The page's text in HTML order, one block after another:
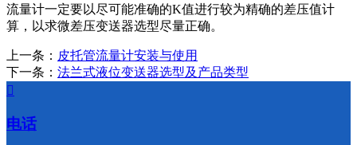
流量计一定要以尽可能准确的K值进行较为精确的差压值计
算，以求微差压变送器选型尽量正确。
上一条： 皮托管流量计安装与使用
下一条： 法兰式液位变送器选型及产品类型

电话